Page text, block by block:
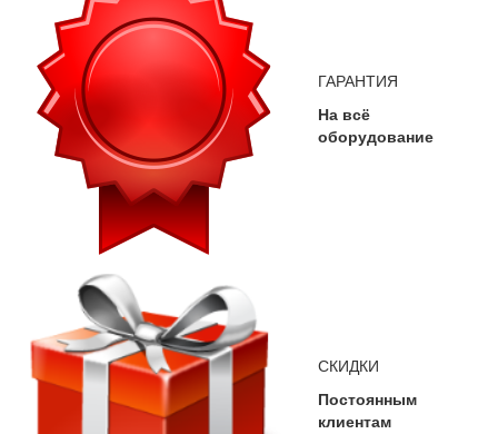
ГАРАНТИЯ
На всё
оборудование
СКИДКИ
Постоянным
клиентам